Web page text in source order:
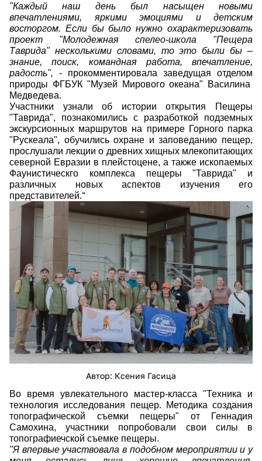
"Каждый наш день был насыщен новыми
впечатлениями, яркими эмоциями и детским
восторгом. Если бы было нужно охарактеризовать
проект "Молодежная спелео-школа "Пещера
Таврида" несколькими словами, то это были бы –
знание, поиск, командная работа, впечатление,
радость", - прокомментировала заведущая отделом
природы ФГБУК "Музей Мирового океана" Василина
Медведева.
Участники узнали об истории открытия Пещеры
"Таврида", познакомились с разработкой подземных
экскурсионных маршрутов на примере Горного парка
"Рускеала", обучились охране и заповеданию пещер,
прослушали лекции о древних хищных млекопитающих
северной Евразии в плейстоцене, а также ископаемых
Фаунистическго комплекса пещеры "Таврида" и
различных новых аспектов изучения его
представителей."
mxyntgvhw6txu80s6ayp-
Автор: Ксения Гасица
Во время увлекательного мастер-класса "Техника и
технология исследования пещер. Методика создания
топографической съемки пещеры" от Геннадия
Самохина, участники попробовали свои силы в
топографиечской съемке пещеры.
"Я впервые участвовала в подобном мероприятии и у